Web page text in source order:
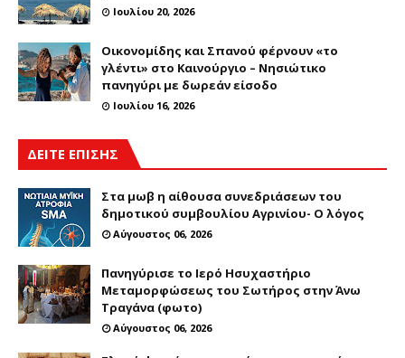
Ιουλίου 20, 2026
Οικονομίδης και Σπανού φέρνουν «το
γλέντι» στο Καινούργιο – Νησιώτικο
πανηγύρι με δωρεάν είσοδο
Ιουλίου 16, 2026
ΔΕΙΤΕ ΕΠΙΣΗΣ
Στα μωβ η αίθουσα συνεδριάσεων του
δημοτικού συμβουλίου Αγρινίου- Ο λόγος
Αύγουστος 06, 2026
Πανηγύρισε το Ιερό Ησυχαστήριο
Μεταμορφώσεως του Σωτήρος στην Άνω
Τραγάνα (φωτο)
Αύγουστος 06, 2026